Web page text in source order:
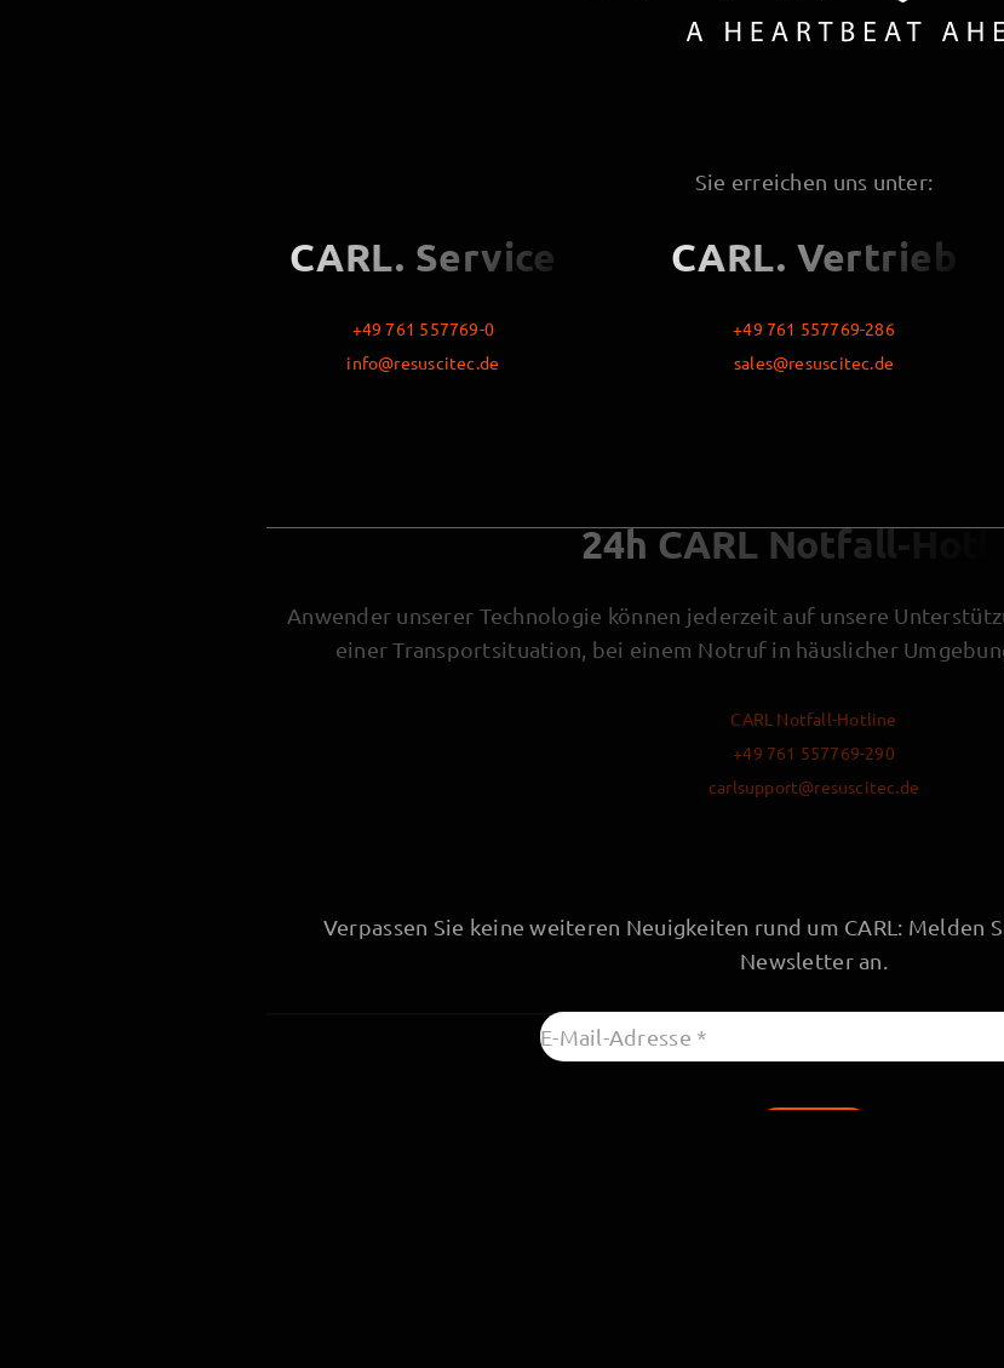
Sie erreichen uns unter:
CARL. Service
+49 761 557769-0
info@resuscitec.de
CARL. Vertrieb
+49 761 557769-286
sales@resuscitec.de
24h CARL Notfall-
Anwender unserer Technologie können jederzeit auf unsere
einer Transportsituation, bei einem Notruf in häuslicher
CARL Notfall-Hotline
+49 761 557769-290
carlsupport@resuscitec.de
Verpassen Sie keine weiteren Neuigkeiten rund um CARL: Melden
Newsletter an.